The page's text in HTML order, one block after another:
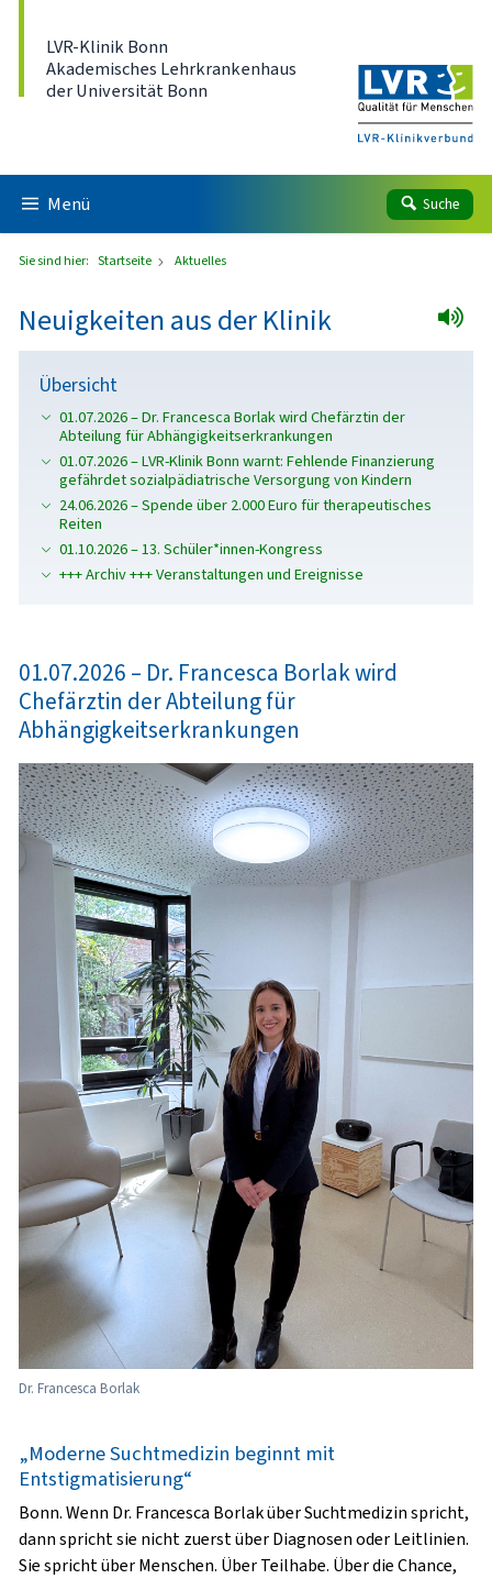
LVR-Klinik Bonn
Akademisches Lehrkrankenhaus
der Universität Bonn
Menü Suche
Sie sind hier: Startseite Aktuelles
Neuigkeiten aus der Klinik
Übersicht
01.07.2026 – Dr. Francesca Borlak wird Chefärztin der
Abteilung für Abhängigkeitserkrankungen
01.07.2026 – LVR-Klinik Bonn warnt: Fehlende Finanzierung
gefährdet sozialpädiatrische Versorgung von Kindern
24.06.2026 – Spende über 2.000 Euro für therapeutisches
Reiten
01.10.2026 – 13. Schüler*innen-Kongress
+++ Archiv +++ Veranstaltungen und Ereignisse
01.07.2026 – Dr. Francesca Borlak wird
Chefärztin der Abteilung für
Abhängigkeitserkrankungen
Dr. Francesca Borlak
„Moderne Suchtmedizin beginnt mit
Entstigmatisierung“
Bonn. Wenn Dr. Francesca Borlak über Suchtmedizin spricht,
dann spricht sie nicht zuerst über Diagnosen oder Leitlinien.
Sie spricht über Menschen. Über Teilhabe. Über die Chance,